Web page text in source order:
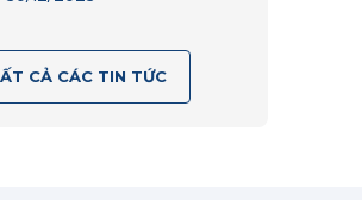
CẢ CÁC TIN TỨC